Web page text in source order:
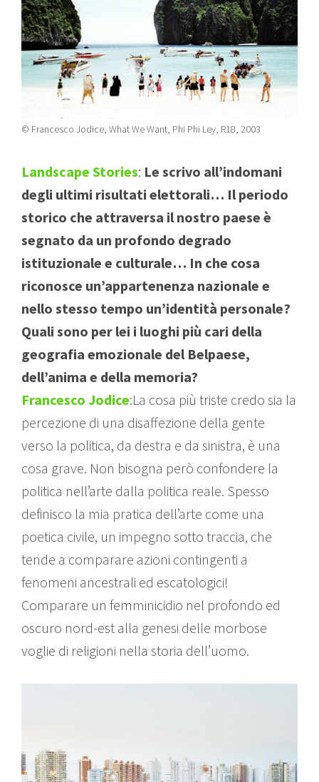
© Francesco Jodice, What We Want, Phi Phi Ley, R18, 2003
Landscape Stories: Le scrivo all’indomani
degli ultimi risultati elettorali… Il periodo
storico che attraversa il nostro paese è
segnato da un profondo degrado
istituzionale e culturale… In che cosa
riconosce un’appartenenza nazionale e
nello stesso tempo un’identità personale?
Quali sono per lei i luoghi più cari della
geografia emozionale del Belpaese,
dell’anima e della memoria?
Francesco Jodice:La cosa più triste credo sia la
percezione di una disaffezione della gente
verso la politica, da destra e da sinistra, è una
cosa grave. Non bisogna però confondere la
politica nell’arte dalla politica reale. Spesso
definisco la mia pratica dell’arte come una
poetica civile, un impegno sotto traccia, che
tende a comparare azioni contingenti a
fenomeni ancestrali ed escatologici!
Comparare un femminicidio nel profondo ed
oscuro nord-est alla genesi delle morbose
voglie di religioni nella storia dell’uomo.